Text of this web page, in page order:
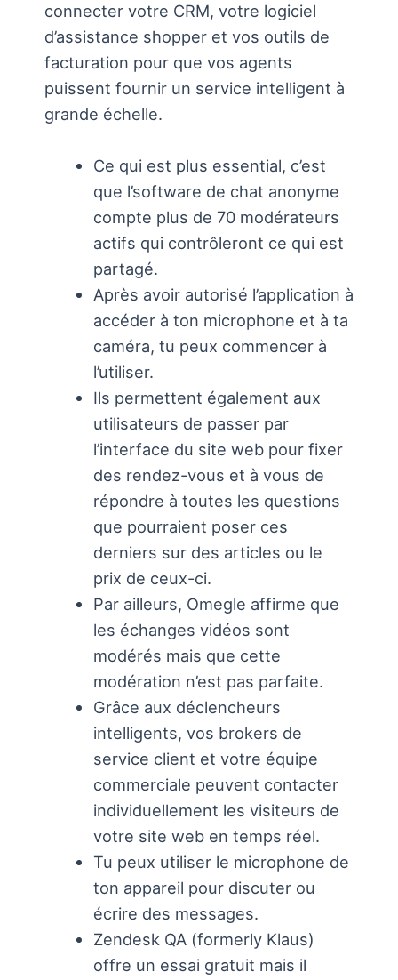
connecter votre CRM, votre logiciel
d’assistance shopper et vos outils de
facturation pour que vos agents
puissent fournir un service intelligent à
grande échelle.
Ce qui est plus essential, c’est
que l’software de chat anonyme
compte plus de 70 modérateurs
actifs qui contrôleront ce qui est
partagé.
Après avoir autorisé l’application à
accéder à ton microphone et à ta
caméra, tu peux commencer à
l’utiliser.
Ils permettent également aux
utilisateurs de passer par
l’interface du site web pour fixer
des rendez-vous et à vous de
répondre à toutes les questions
que pourraient poser ces
derniers sur des articles ou le
prix de ceux-ci.
Par ailleurs, Omegle affirme que
les échanges vidéos sont
modérés mais que cette
modération n’est pas parfaite.
Grâce aux déclencheurs
intelligents, vos brokers de
service client et votre équipe
commerciale peuvent contacter
individuellement les visiteurs de
votre site web en temps réel.
Tu peux utiliser le microphone de
ton appareil pour discuter ou
écrire des messages.
Zendesk QA (formerly Klaus)
offre un essai gratuit mais il